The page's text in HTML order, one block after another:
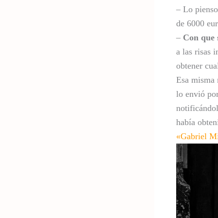
– Lo
de 6000
– Con que
a las risas
obtener
Esa misma
lo envió
había
«Gabriel